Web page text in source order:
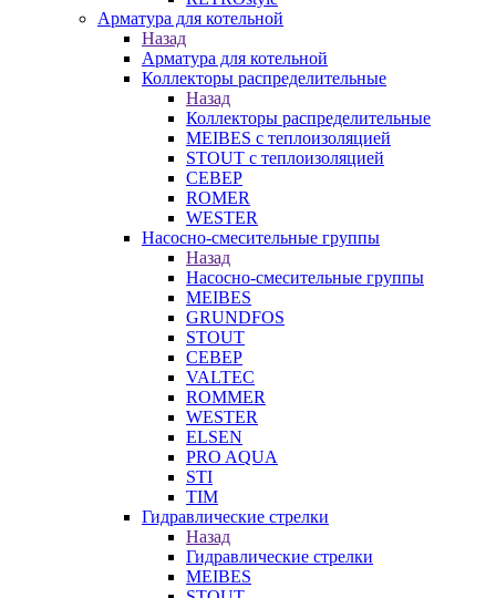
Арматура для котельной
Назад
Арматура для котельной
Коллекторы распределительные
Назад
Коллекторы распределительные
MEIBES с теплоизоляцией
STOUT с теплоизоляцией
СЕВЕР
ROMER
WESTER
Насосно-смесительные группы
Назад
Насосно-смесительные группы
MEIBES
GRUNDFOS
STOUT
СЕВЕР
VALTEC
ROMMER
WESTER
ELSEN
PRO AQUA
STI
TIM
Гидравлические стрелки
Назад
Гидравлические стрелки
MEIBES